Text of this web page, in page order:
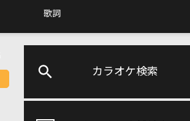
歌詞
カラオケ検索